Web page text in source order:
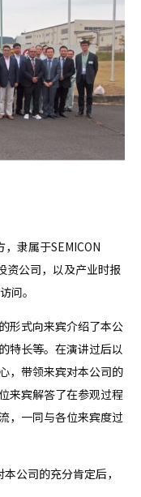
隶属于SEMICON
资公司，以及产业时报
问。
形式向来宾介绍了本公
特长等。在演讲过后以
，带领来宾对本公司的
来宾解答了在参观过程
，一同与各位来宾度过
公司的充分肯定后，